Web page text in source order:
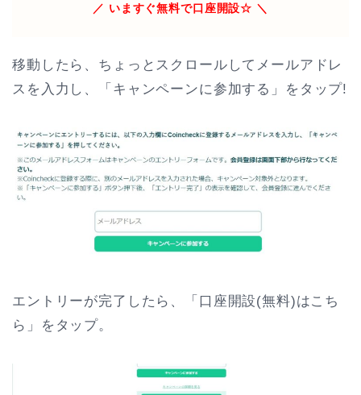
／ いますぐ無料で口座開設☆ ＼
移動したら、ちょっとスクロールしてメールアドレ
スを入力し、「キャンペーンに参加する」をタップ!
エントリーが完了したら、「口座開設(無料)はこち
ら」をタップ。